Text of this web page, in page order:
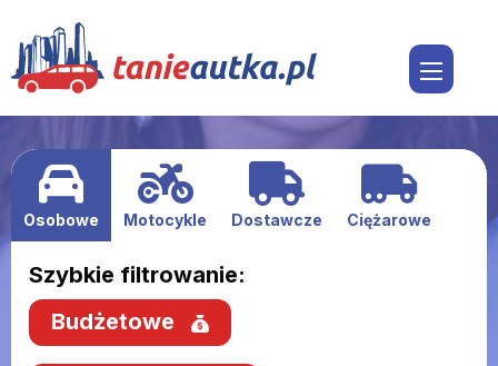
Osobowe Motocykle Dostawcze Ciężarowe
Szybkie filtrowanie:
Budżetowe